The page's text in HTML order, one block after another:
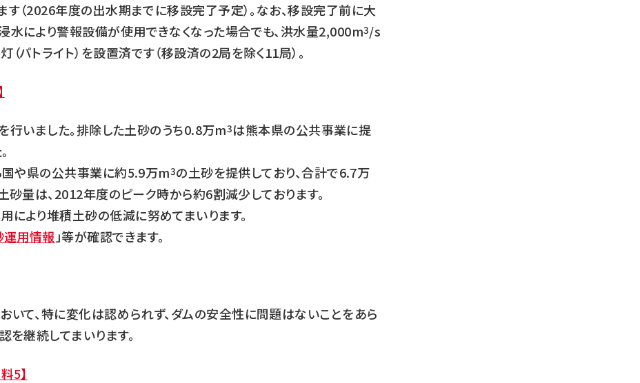
（2026年度の出水期までに移設完了予定）。なお、移設完了前に大
水により警報設備が使用できなくなった場合でも、洪水量2,000m3/s
トライト）を設置済です（移設済の2局を除く11局）。
行いました。排除した土砂のうち0.8万m3は熊本県の公共事業に提
や県の公共事業に約5.9万m3の土砂を提供しており、合計で6.7万
砂量は、2012年度のピーク時から約6割減少しております。
より堆積土砂の低減に努めてまいります。
用情報 」等が確認できます。
て、特に変化は認められず、ダムの安全性に問題はないことをあら
を継続してまいります。
5】